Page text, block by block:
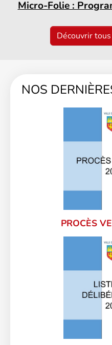
Micro-Folie :
Découvrir
NOS
PROCÈS